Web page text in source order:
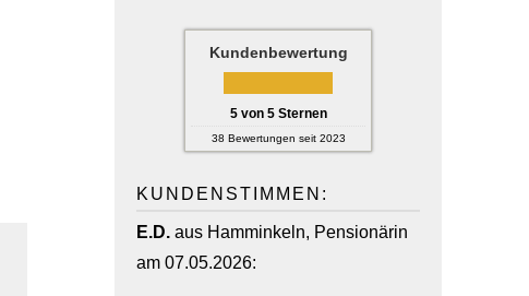
Kundenbewertung
5von 5Sternen
38 Bewertungen seit 2023
KUNDENSTIMMEN:
E.D. aus Hamminkeln, Pensionärin
am 07.05.2026: